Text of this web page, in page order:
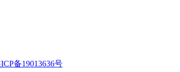
ICP备19013636号